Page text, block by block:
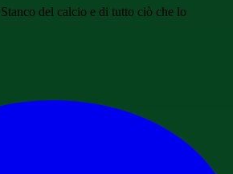
del calcio e di tutto ciò che lo